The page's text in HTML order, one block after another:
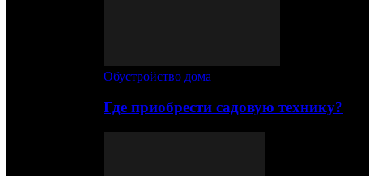
Обустройство дома
Где приобрести садовую технику?